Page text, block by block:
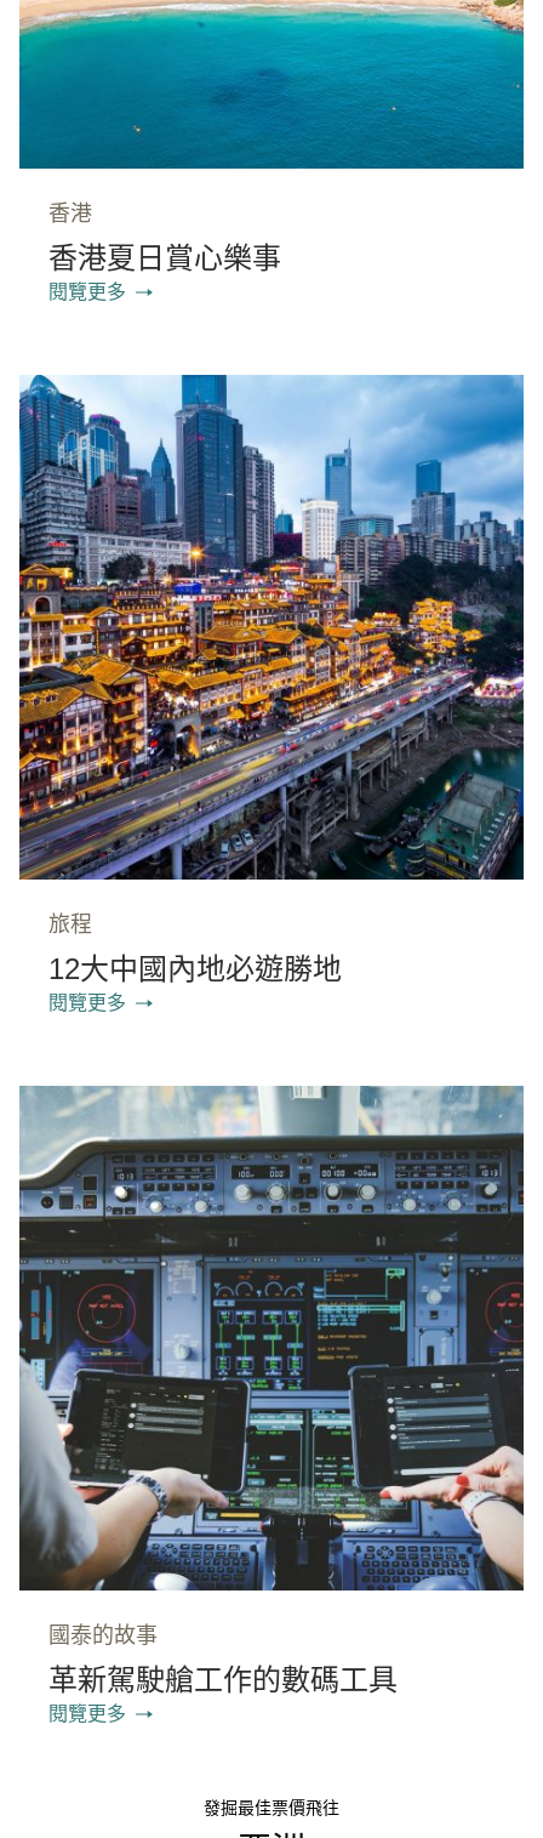
香港
香港夏日賞心樂事
閱覽更多
旅程
12大中國內地必遊勝地
閱覽更多
國泰的故事
革新駕駛艙工作的數碼工具
閱覽更多
發掘最佳票價飛往